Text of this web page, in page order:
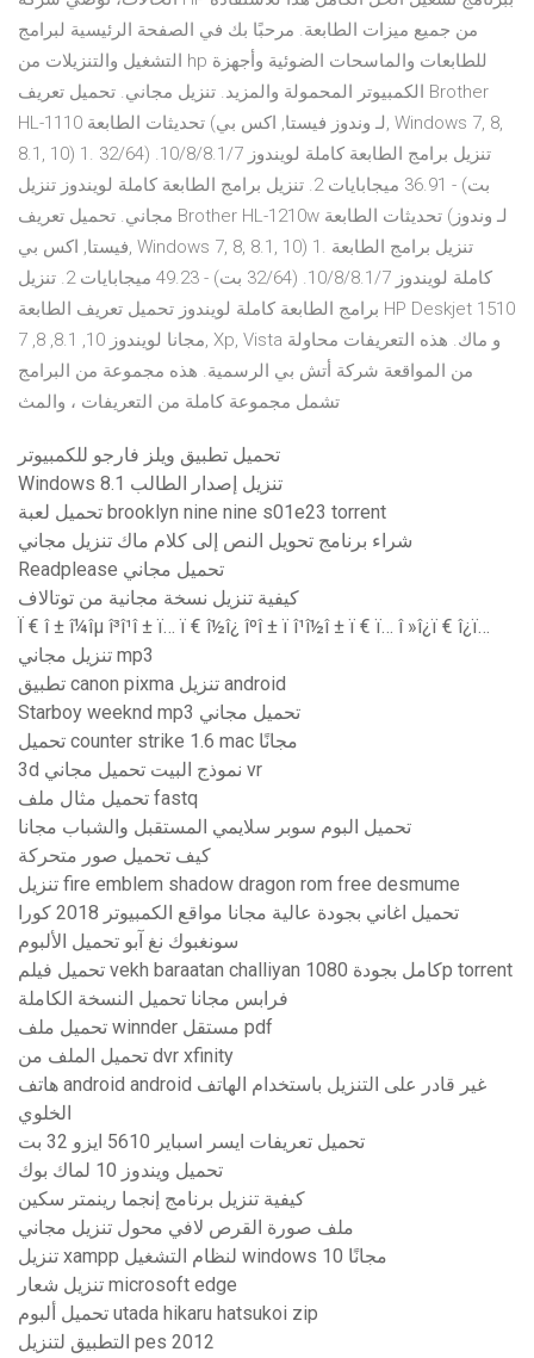
من جميع ميزات الطابعة. مرحبًا بك في الصفحة الرئيسية لبرامج
التشغيل والتنزيلات من hp للطابعات والماسحات الضوئية وأجهزة
الكمبيوتر المحمولة والمزيد. تنزيل مجاني. تحميل تعريف Brother
HL-1110 تحديثات الطابعة (لـ وندوز فيستا, اكس بي, Windows 7, 8,
8.1, 10) 1. تنزيل برامج الطابعة كاملة لويندوز 10/8/8.1/7. (32/64
بت) - 36.91 ميجابايات 2. تنزيل برامج الطابعة كاملة لويندوز تنزيل
مجاني. تحميل تعريف Brother HL-1210w تحديثات الطابعة (لـ وندوز
فيستا, اكس بي, Windows 7, 8, 8.1, 10) 1. تنزيل برامج الطابعة
كاملة لويندوز 10/8/8.1/7. (32/64 بت) - 49.23 ميجابايات 2. تنزيل
برامج الطابعة كاملة لويندوز تحميل تعريف الطابعة HP Deskjet 1510
مجانا لويندوز 10, 8.1, 8, 7, Xp, Vista و ماك. هذه التعريفات محاولة
من المواقعة شركة أتش بي الرسمية. هذه مجموعة من البرامج
تشمل مجموعة كاملة من التعريفات ، والمث
تحميل تطبيق ويلز فارجو للكمبيوتر
Windows 8.1 تنزيل إصدار الطالب
تحميل لعبة brooklyn nine nine s01e23 torrent
شراء برنامج تحويل النص إلى كلام ماك تنزيل مجاني
Readplease تحميل مجاني
كيفية تنزيل نسخة مجانية من توتالاف
Ï € î ± î¼îµ î³î¹î ± ï… ï € î½î¿ îºî ± ï î¹î½î ± ï € ï… î »î¿ï € î¿ï…
تنزيل مجاني mp3
تطبيق canon pixma تنزيل android
Starboy weeknd mp3 تحميل مجاني
تحميل counter strike 1.6 mac مجانًا
3d نموذج البيت تحميل مجاني vr
تحميل مثال ملف fastq
تحميل البوم سوبر سلايمي المستقبل والشباب مجانا
كيف تحميل صور متحركة
تنزيل fire emblem shadow dragon rom free desmume
تحميل اغاني بجودة عالية مجانا مواقع الكمبيوتر 2018 كورا
سونغبوك نغ آبو تحميل الألبوم
تحميل فيلم vekh baraatan challiyan كامل بجودة 1080p torrent
فرابس مجانا تحميل النسخة الكاملة
تحميل ملف winnder مستقل pdf
تحميل الملف من dvr xfinity
هاتف android android غير قادر على التنزيل باستخدام الهاتف
الخلوي
تحميل تعريفات ايسر اسباير 5610 ايزو 32 بت
تحميل ويندوز 10 لماك بوك
كيفية تنزيل برنامج إنجما رينمتر سكين
ملف صورة القرص لافي محول تنزيل مجاني
تنزيل xampp لنظام التشغيل windows 10 مجانًا
تنزيل شعار microsoft edge
تحميل ألبوم utada hikaru hatsukoi zip
التطبيق لتنزيل pes 2012